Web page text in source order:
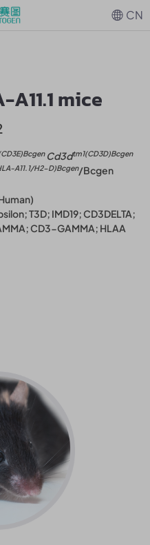
A11.1 mice
Cd3dtm1(CD3D)Bcgen
A11.1/H2-D)Bcgen/Bcgen
T3D; IMD19; CD3DELTA;
CD3-GAMMA; HLAA
CN